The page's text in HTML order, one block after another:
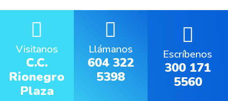
Visitanos
C.C.
Rionegro
Plaza
Llámanos
604 322
5398
Escríbenos
300 171
5560